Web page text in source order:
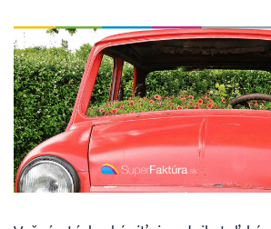
Tím a náš príbeh
Kontakt a média
Webináre